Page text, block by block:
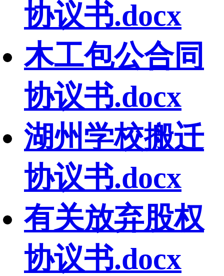
协议书.docx
木工包公合同
协议书.docx
湖州学校搬迁
协议书.docx
有关放弃股权
协议书.docx